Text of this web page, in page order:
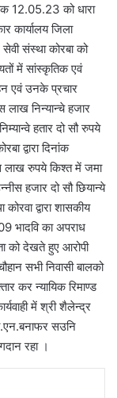
12.05.23 को धारा
कार्यालय जिला
संस्था कोरबा को
में सांस्कृतिक एवं
एवं उनके प्रचार
निन्यान्चे हजार
हतार दो सौ रुपये
द्वारा दिनांक
रुपये किश्त में जमा
हजार दो सौ छियान्ये
द्वारा शासकीय
भादवि का अपराध
को देखते हुए आरोपी
सभी निवासी बालको
कर न्यायिक रिमाण्ड
में श्री शैलेन्द्र
सउनि
रहा ।